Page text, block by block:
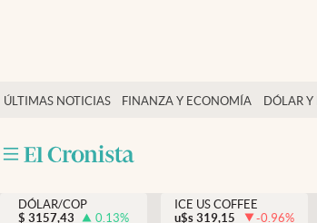
ÚLTIMAS NOTICIAS FINANZA Y ECONOMÍA DÓLAR
Salud y nutrición
Tiempo libre
DÓLAR/COP
$ 3157,43 0.13%
ICE US COFFEE
u$s 319,15 -0.96%